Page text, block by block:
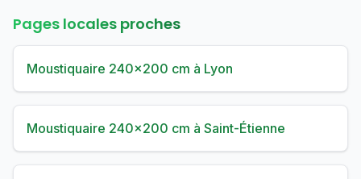
Pages locales proches
Moustiquaire 240×200 cm à Lyon
Moustiquaire 240×200 cm à Saint-Étienne